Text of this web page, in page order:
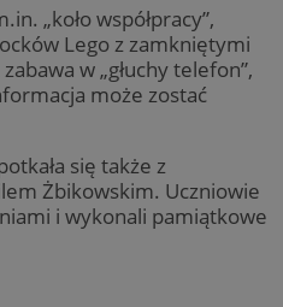
„koło współpracy”,
Lego z zamkniętymi
w „głuchy telefon”,
może zostać
się także z
Żbikowskim. Uczniowie
i wykonali pamiątkowe